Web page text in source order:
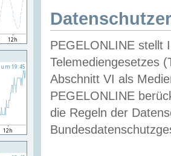
PEGELONLINE stellt
Telemediengesetzes
Abschnitt VI als
PEGELONLINE
die Regeln der